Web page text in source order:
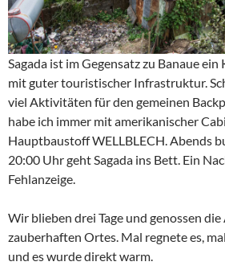
Sagada ist im Gegensatz zu Banaue
mit guter touristischer Infrastruktur.
viel Aktivitäten für den gemeinen
habe ich immer mit amerikanischer
Hauptbaustoff WELLBLECH. Abends
20:00 Uhr geht Sagada ins Bett. Ein
Fehlanzeige.
Wir blieben drei Tage und genossen
zauberhaften Ortes. Mal regnete es,
und es wurde direkt warm.